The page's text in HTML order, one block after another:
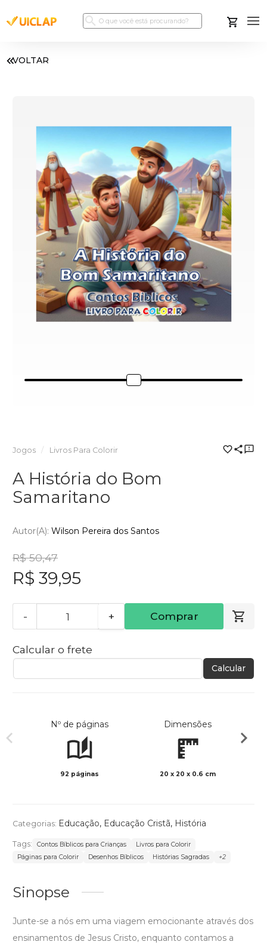
VOLTAR
Jogos Livros Para Colorir
A História do Bom
Samaritano
Autor(a): Wilson Pereira dos Santos
R$ 50,47
R$ 39,95
- + Comprar
Calcular o frete
Calcular
Nº de páginas
92 páginas
Dimensões
20 x 20 x 0.6 cm
Categorias: Educação, Educação Cristã, História
Tags: Contos Bíblicos para Crianças
Livros para Colorir
Páginas para Colorir
Desenhos Bíblicos Histórias Sagradas +2
Sinopse
Junte-se a nós em uma viagem emocionante através dos
ensinamentos de Jesus Cristo, enquanto contamos a